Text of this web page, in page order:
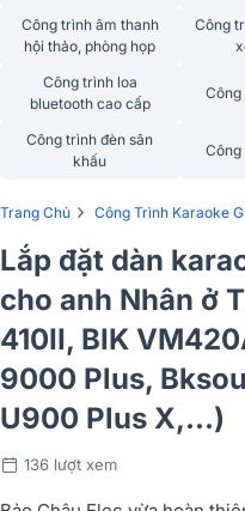
Công trình âm thanh
hội thảo, phòng họp
Công
Công trình loa
bluetooth cao cấp
Công
Công trình đèn sân
khấu
Trang Chủ › Công Trình Karaoke
Lắp đặt dàn
cho anh Nhân ở
410II, BIK
9000 Plus,
U900 Plus X,...)
136 lượt xem